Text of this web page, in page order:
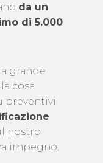
da un
di 5.000
grande
cosa
preventivi
nostro
impegno.